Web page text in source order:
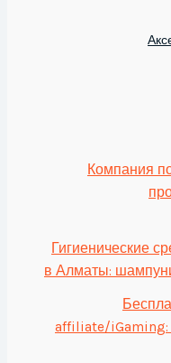
Компания
Гигиенические
в Алматы:
affiliate/iGaming: